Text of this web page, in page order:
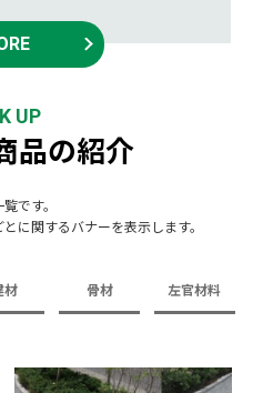
UP
品の紹介
です。
に関するバナーを表示します。
材 骨材 左官材料